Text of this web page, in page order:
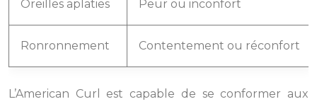
Oreilles aplaties Peur ou inconfort
Ronronnement Contentement ou réconfort
L’American Curl est capable de se conformer aux